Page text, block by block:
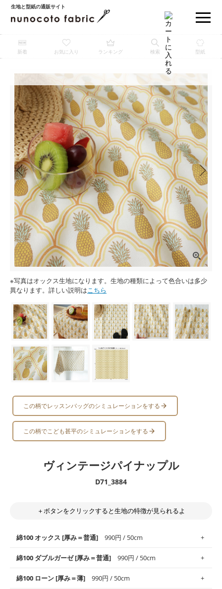
生地と型紙の通販サイト
新着 お気に入り ランキング 検索 型紙
※写真はオックス生地になります。生地の種類によって色合いは多少
異なります。詳しい説明はこちら
この柄でレッスンバッグのシミュレーションをする
この柄でこども甚平のシミュレーションをする
ヴィンテージパイナップル
D71_3884
＋ボタンをクリックすると生地の特徴が見られるよ
綿100 オックス [厚み＝普通] 990円 / 50cm
使いやすさNo.1！しなやかさと適度な張りを併せ持ち、通気性の
高さがオックス生地の特徴です。当サイトのオックス生地は、
綿100 ダブルガーゼ [厚み＝普通] 990円 / 50cm
綿100 ローン [厚み＝薄] 990円 / 50cm